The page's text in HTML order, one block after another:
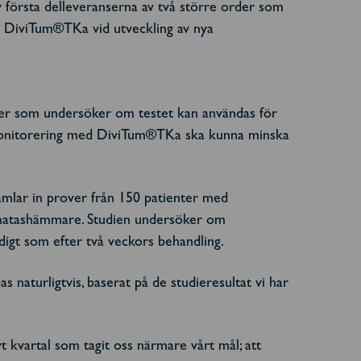
delleveranserna av två större order som
vid utveckling av nya
som undersöker om testet kan användas för
med DiviTum®TKa ska kunna minska
in prover från 150 patienter med
Studien undersöker om
som efter två veckors behandling.
naturligtvis, baserat på de studieresultat vi har
som tagit oss närmare vårt mål; att